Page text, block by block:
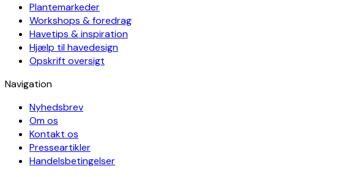
Plantemarkeder
Workshops & foredrag
Havetips & inspiration
Hjælp til havedesign
Opskrift oversigt
Navigation
Nyhedsbrev
Om os
Kontakt os
Presseartikler
Handelsbetingelser